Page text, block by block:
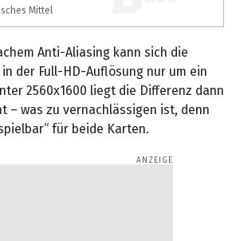
Mittel
Anti-Aliasing kann sich die
der Full-HD-Auflösung nur um ein
2560x1600 liegt die Differenz dann
– was zu vernachlässigen ist, denn
für beide Karten.